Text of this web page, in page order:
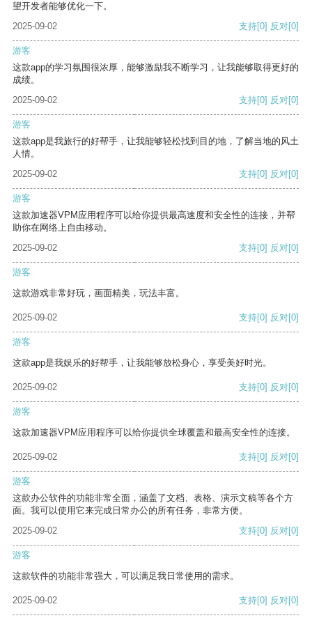
望开发者能够优化一下。
2025-09-02
支持[0] 反对[0]
游客
这款app的学习氛围很浓厚，能够激励我不断学习，让我能够取得更好的
成绩。
2025-09-02
支持[0] 反对[0]
游客
这款app是我旅行的好帮手，让我能够轻松找到目的地，了解当地的风土
人情。
2025-09-02
支持[0] 反对[0]
游客
这款加速器VPM应用程序可以给你提供最高速度和安全性的连接，并帮
助你在网络上自由移动。
2025-09-02
支持[0] 反对[0]
游客
这款游戏非常好玩，画面精美，玩法丰富。
2025-09-02 支持[0] 反对[0]
游客
这款app是我娱乐的好帮手，让我能够放松身心，享受美好时光。
2025-09-02 支持[0] 反对[0]
游客
这款加速器VPM应用程序可以给你提供全球覆盖和最高安全性的连接。
2025-09-02 支持[0] 反对[0]
游客
这款办公软件的功能非常全面，涵盖了文档、表格、演示文稿等各个方
面。我可以使用它来完成日常办公的所有任务，非常方便。
2025-09-02
支持[0] 反对[0]
游客
这款软件的功能非常强大，可以满足我日常使用的需求。
2025-09-02 支持[0] 反对[0]